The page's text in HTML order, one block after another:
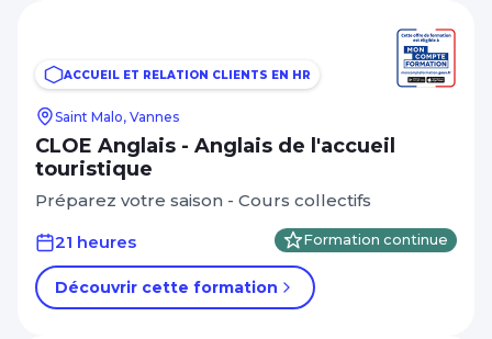
ACCUEIL ET RELATION CLIENTS EN HR
Saint Malo, Vannes
CLOE Anglais - Anglais de l'accueil
touristique
Préparez votre saison - Cours collectifs
21 heures
Formation continue
Découvrir cette formation